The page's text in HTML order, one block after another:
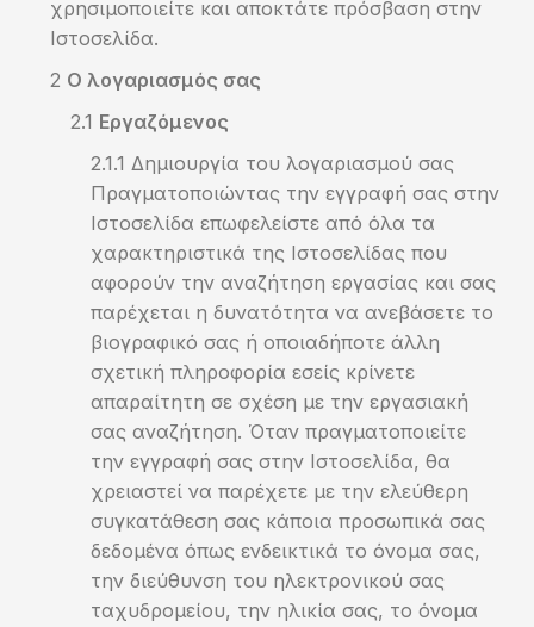
χρησιμοποιείτε και αποκτάτε πρόσβαση στην
Ιστοσελίδα.
Ο λογαριασμός σας
Εργαζόμενος
Δημιουργία του λογαριασμού σας
Πραγματοποιώντας την εγγραφή σας στην
Ιστοσελίδα επωφελείστε από όλα τα
χαρακτηριστικά της Ιστοσελίδας που
αφορούν την αναζήτηση εργασίας και σας
παρέχεται η δυνατότητα να ανεβάσετε το
βιογραφικό σας ή οποιαδήποτε άλλη
σχετική πληροφορία εσείς κρίνετε
απαραίτητη σε σχέση με την εργασιακή
σας αναζήτηση. Όταν πραγματοποιείτε
την εγγραφή σας στην Ιστοσελίδα, θα
χρειαστεί να παρέχετε με την ελεύθερη
συγκατάθεση σας κάποια προσωπικά σας
δεδομένα όπως ενδεικτικά το όνομα σας,
την διεύθυνση του ηλεκτρονικού σας
ταχυδρομείου, την ηλικία σας, το όνομα